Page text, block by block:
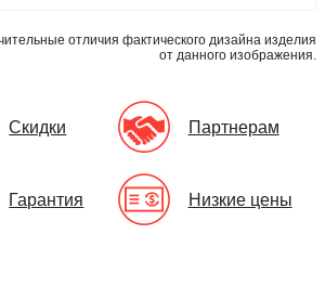
отличия фактического дизайна изделия
от данного изображения.
Скидки Партнерам
Гарантия Низкие цены